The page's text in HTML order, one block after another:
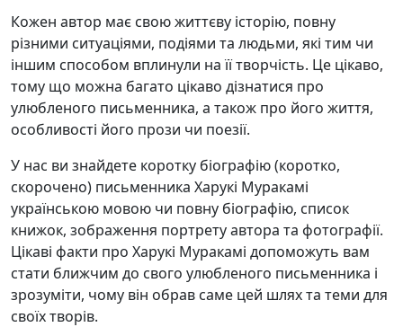
Кожен автор має свою життєву історію, повну
різними ситуаціями, подіями та людьми, які тим чи
іншим способом вплинули на її творчість. Це цікаво,
тому що можна багато цікаво дізнатися про
улюбленого письменника, а також про його життя,
особливості його прози чи поезії.
У нас ви знайдете коротку біографію (коротко,
скорочено) письменника Харукі Муракамі
українською мовою чи повну біографію, список
книжок, зображення портрету автора та фотографії.
Цікаві факти про Харукі Муракамі допоможуть вам
стати ближчим до свого улюбленого письменника і
зрозуміти, чому він обрав саме цей шлях та теми для
своїх творів.